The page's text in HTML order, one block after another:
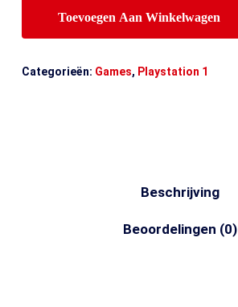
Toevoegen Aan Winkelwagen
Categorieën: Games, Playstation 1
Beschrijving
Beoordelingen (0)